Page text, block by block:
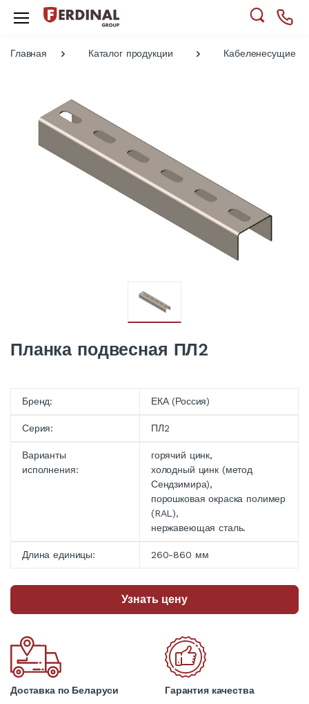
Главная Каталог продукции Кабеленесущие
Планка подвесная ПЛ2
Бренд: ЕКА (Россия)
Серия: ПЛ2
Варианты
исполнения:
горячий цинк,
холодный цинк (метод
Сендзимира),
порошковая окраска полимер
(RAL),
нержавеющая сталь.
Длина единицы: 260-860 мм
Узнать цену
Доставка по Беларуси Гарантия качества